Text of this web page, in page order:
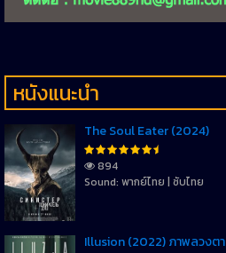
หนังแนะนำ
The Soul Eater (2024)
894
Sound: พากย์ไทย | ซับไทย
Illusion (2022) ภาพลวงตา